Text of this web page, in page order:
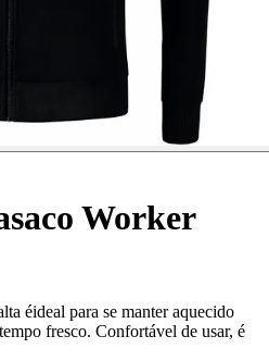
Worker
éideal para se manter aquecido
fresco. Confortável de usar, é